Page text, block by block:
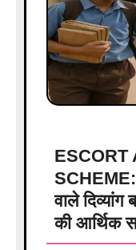
ESCORT
SCHEME:
वाले
की आर्थिक